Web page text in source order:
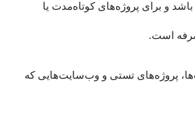
و برای پروژه‌های کوتاه‌مدت یا
است.
پروژه‌های تستی و وب‌سایت‌هایی که